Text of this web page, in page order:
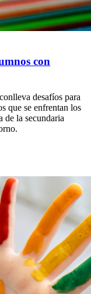
con
desafíos para
que se enfrentan los
de la secundaria